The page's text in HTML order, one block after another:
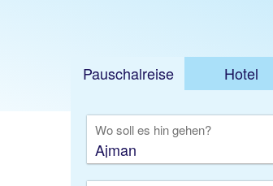
Pauschalreise Hotel
Wo soll es hin gehen?